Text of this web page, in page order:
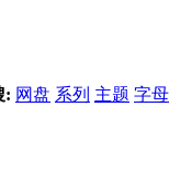
: 网盘 系列 主题 字